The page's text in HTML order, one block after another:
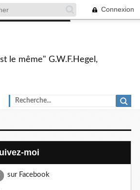
Connexion
le même" G.W.F.Hegel,
Suivez-moi
sur Facebook